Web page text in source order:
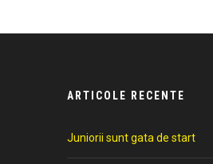
ARTICOLE RECENTE
Juniorii sunt gata de start